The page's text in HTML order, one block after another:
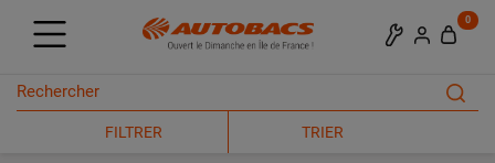
0
FILTRER TRIER